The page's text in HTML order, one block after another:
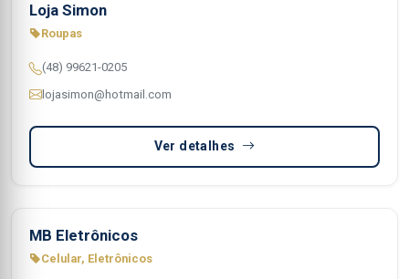
Loja Simon
Roupas
(48) 99621-0205
lojasimon@hotmail.com
Ver detalhes
MB Eletrônicos
Celular, Eletrônicos